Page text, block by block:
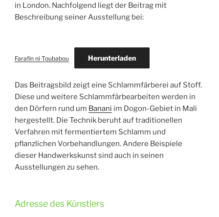
in London. Nachfolgend liegt der Beitrag mit
Beschreibung seiner Ausstellung bei:
Farafin ni Toubabou Herunterladen
Das Beitragsbild zeigt eine Schlammfärberei auf Stoff.
Diese und weitere Schlammfärbearbeiten werden in
den Dörfern rund um Banani im Dogon-Gebiet in Mali
hergestellt. Die Technik beruht auf traditionellen
Verfahren mit fermentiertem Schlamm und
pflanzlichen Vorbehandlungen. Andere Beispiele
dieser Handwerkskunst sind auch in seinen
Ausstellungen zu sehen.
Adresse des Künstlers